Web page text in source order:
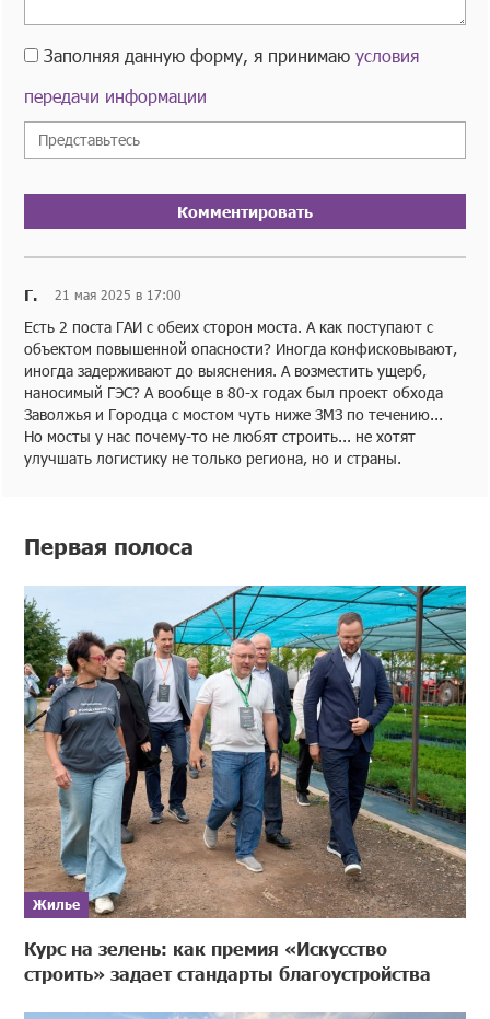
Заполняя данную форму, я принимаюусловия
передачи информации
Комментировать
Г. 21 мая 2025 в 17:00
Есть 2 поста ГАИ с обеих сторон моста. А как поступают с
объектом повышенной опасности? Иногда конфисковывают,
иногда задерживают до выяснения. А возместить ущерб,
наносимый ГЭС? А вообще в 80-х годах был проект обхода
Заволжья и Городца с мостом чуть ниже ЗМЗ по течению...
Но мосты у нас почему-то не любят строить... не хотят
улучшать логистику не только региона, но и страны.
Первая полоса
Жилье
Курс на зелень: как премия «Искусство
строить» задает стандарты благоустройства